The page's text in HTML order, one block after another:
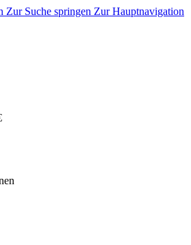
Zur Suche springen Zur Hauptnavigation